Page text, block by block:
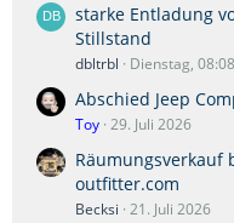
starke Entladung
Stillstand
dbltrbl Dienstag, 08:08
Abschied Jeep
Toy 29. Juli 2026
Räumungsverkauf
outfitter.com
Becksi 21. Juli 2026